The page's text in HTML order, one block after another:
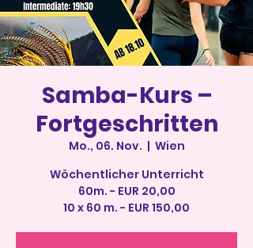
Samba-Kurs –
Fortgeschritten
Mo., 06. Nov.
  |
Wien
Wöchentlicher Unterricht
60m. - EUR 20,00
10 x 60 m. - EUR 150,00